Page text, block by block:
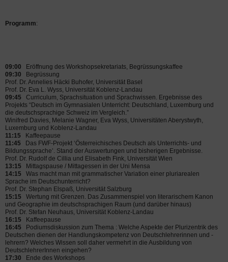
Programm:
09:00 Eröffnung des Workshopsekretariats, Begrüssungskaffee
09:30 Begrüssung
Prof. Dr. Annelies Häcki Buhofer, Universität Basel
Prof. Dr. Eva L. Wyss, Universität Koblenz-Landau
09:45
Curriculum, Sprachsituation und Sprachwissen. Ergebnisse des
Projekts “Deutsch im Gymnasialen Unterricht: Deutschland, Luxemburg und
die deutschsprachige Schweiz im Vergleich.”
Winifred Davies, Melanie Wagner, Eva Wyss, Universitäten Aberystwyth,
Luxemburg und Koblenz-Landau
11:15
Kaffeepause
11:45
Das FWF-Projekt ‘Österreichisches Deutsch als Unterrichts- und
Bildungssprache’. Stand der Auswertungen und bisherigen Ergebnisse.
Prof. Dr. Rudolf de Cillia und Elisabeth Fink, Universität Wien
13:15 Mittagspause / Mittagessen in der Uni Mensa
14:15
Was macht man mit grammatischer Variation einer pluriarealen
Sprache im Deutschunterricht?
Prof. Dr. Stephan Elspaß, Universität Salzburg
15:15 Wertung mit Grenzen. Das Zusammenspiel von literarischem Kanon
und Geographie im deutschsprachigen Raum (und darüber hinaus)
Prof. Dr. Stefan Neuhaus, Universität Koblenz-Landau
16:15 Kaffeepause
16:45 Podiumsdiskussion zum Thema : Welche Aspekte der Plurizentrik des
Deutschen dienen der Handlungskompetenz von Deutschlehrerinnen und -
lehrern? Welches Wissen soll daher vermehrt in die Ausbildung von
DeutschlehrerInnen eingehen?
17:30 Ende des Workshops